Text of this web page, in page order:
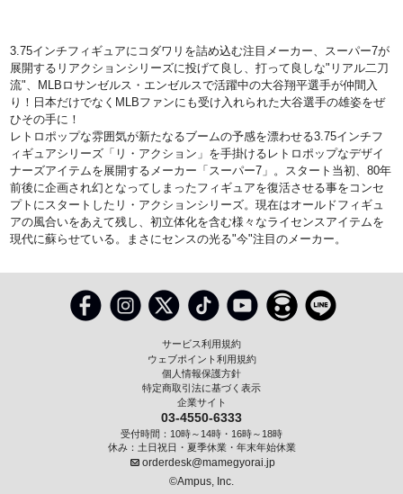
3.75インチフィギュアにコダワリを詰め込む注目メーカー、スーパー7が
展開するリアクションシリーズに投げて良し、打って良しな"リアル二刀
流"、MLBロサンゼルス・エンゼルスで活躍中の大谷翔平選手が仲間入
り！日本だけでなくMLBファンにも受け入れられた大谷選手の雄姿をぜ
ひその手に！
レトロポップな雰囲気が新たなるブームの予感を漂わせる3.75インチフ
ィギュアシリーズ「リ・アクション」を手掛けるレトロポップなデザイ
ナーズアイテムを展開するメーカー「スーパー7」。スタート当初、80年
前後に企画され幻となってしまったフィギュアを復活させる事をコンセ
プトにスタートしたリ・アクションシリーズ。現在はオールドフィギュ
アの風合いをあえて残し、初立体化を含む様々なライセンスアイテムを
現代に蘇らせている。まさにセンスの光る"今"注目のメーカー。
サービス利用規約
ウェブポイント利用規約
個人情報保護方針
特定商取引法に基づく表示
企業サイト
03-4550-6333
受付時間：10時～14時・16時～18時
休み：土日祝日・夏季休業・年末年始休業
orderdesk@mamegyorai.jp
©Ampus, Inc.